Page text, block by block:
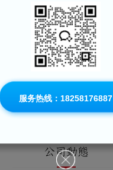
服务热线：18258176887